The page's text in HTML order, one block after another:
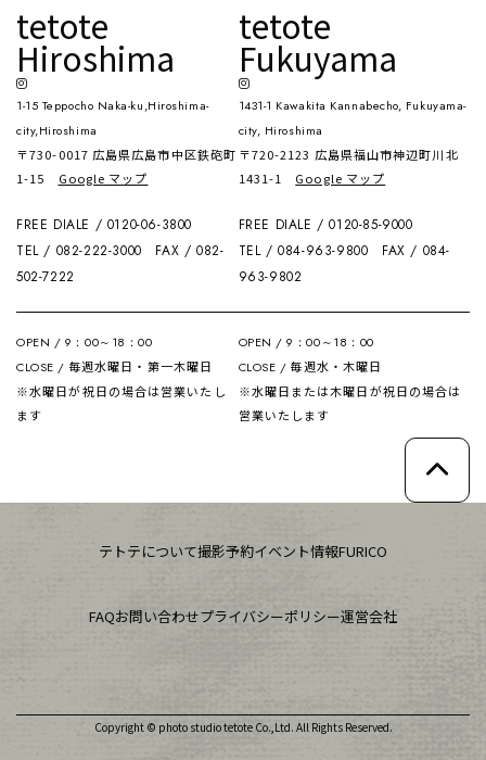
tetote
Hiroshima
1-15 Teppocho Naka-ku,Hiroshima-
city,Hiroshima
〒730-0017 広島県広島市中区鉄砲町
1-15 Google マップ
FREE DIALE / 0120-06-3800
TEL / 082-222-3000 FAX / 082-
502-7222
OPEN / 9：00～18：00
CLOSE / 毎週水曜日・第一木曜日
※水曜日が祝日の場合は営業いたし
ます
tetote
Fukuyama
1431-1 Kawakita Kannabecho, Fukuyama-
city, Hiroshima
〒720-2123 広島県福山市神辺町川北
1431-1 Google マップ
FREE DIALE / 0120-85-9000
TEL / 084-963-9800 FAX / 084-
963-9802
OPEN / 9：00～18：00
CLOSE / 毎週水・木曜日
※水曜日または木曜日が祝日の場合は
営業いたします
テトテについて撮影予約イベント情報FURICO
FAQお問い合わせプライバシーポリシー運営会社
Copyright © photo studio tetote Co.,Ltd. All Rights Reserved.